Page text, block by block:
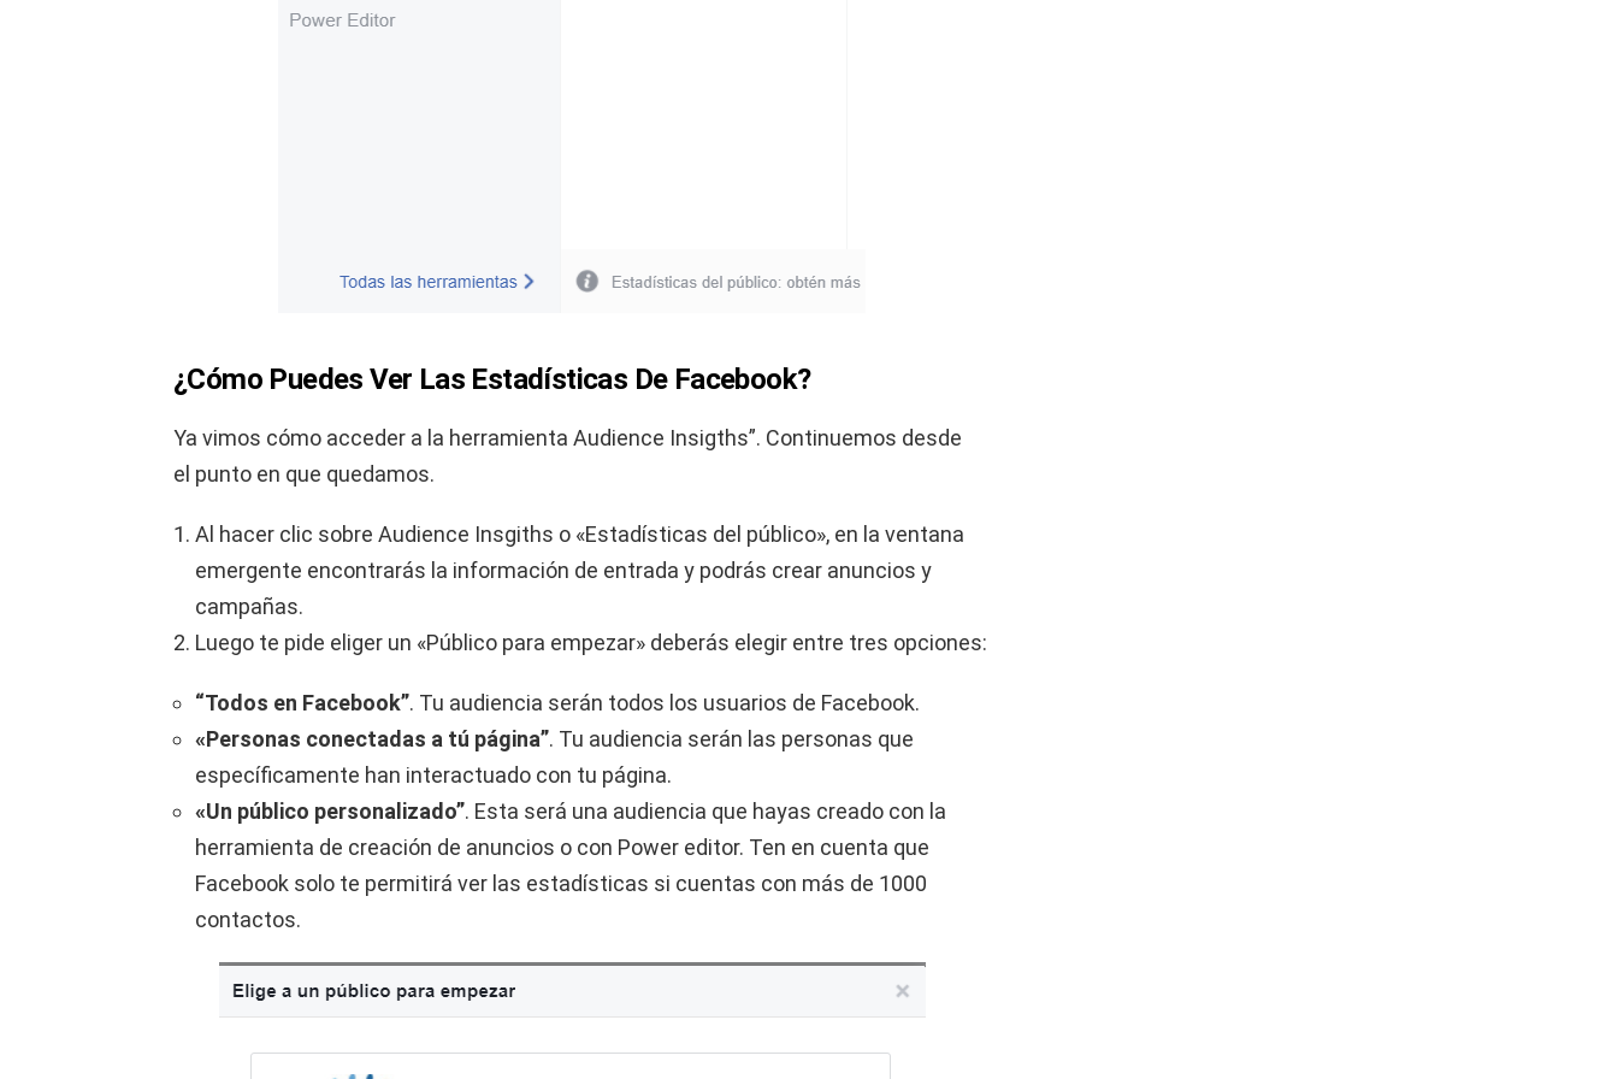
¿Cómo Puedes Ver Las Estadísticas De Facebook?
Ya vimos cómo acceder a la herramienta Audience Insigths”. Continuemos desde
el punto en que quedamos.
Al hacer clic sobre Audience Insgiths o «Estadísticas del público», en la ventana
emergente encontrarás la información de entrada y podrás crear anuncios y
campañas.
Luego te pide eliger un «Público para empezar» deberás elegir entre tres opciones:
“Todos en Facebook”. Tu audiencia serán todos los usuarios de Facebook.
«Personas conectadas a tú página”. Tu audiencia serán las personas que
específicamente han interactuado con tu página.
«Un público personalizado”. Esta será una audiencia que hayas creado con la
herramienta de creación de anuncios o con Power editor. Ten en cuenta que
Facebook solo te permitirá ver las estadísticas si cuentas con más de 1000
contactos.